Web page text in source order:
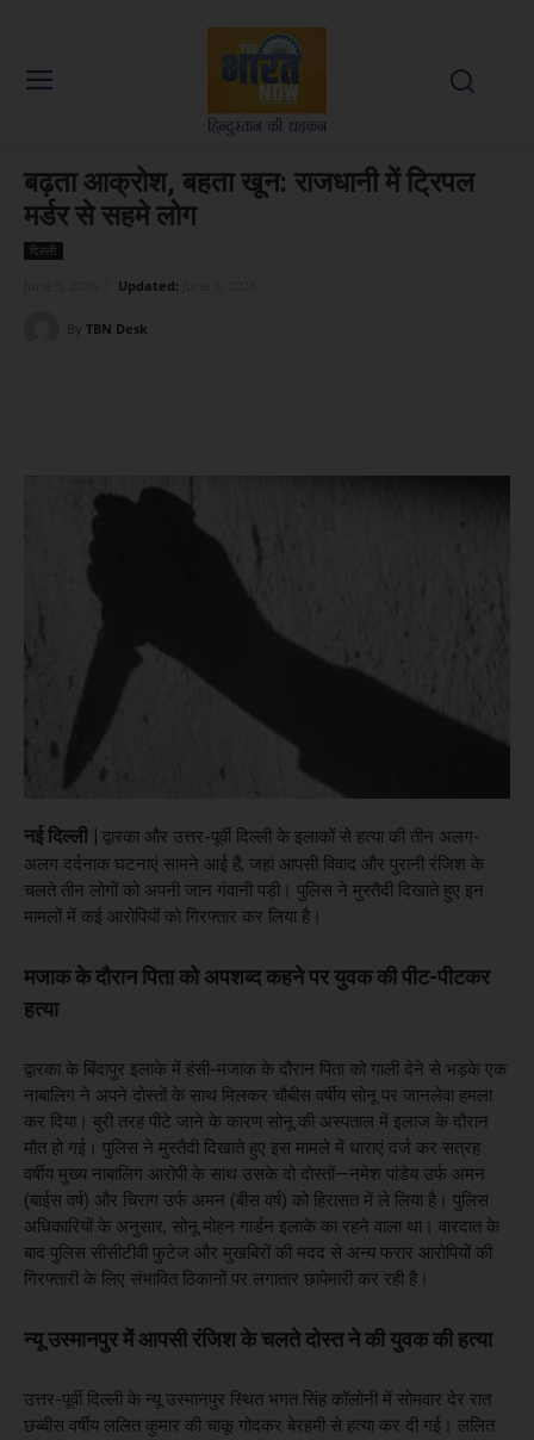
बढ़ता आक्रोश, बहता खून: राजधानी में ट्रिपल
मर्डर से सहमे लोग
दिल्ली
Updated:
By TBN Desk
नई दिल्ली | द्वारका और उत्तर-पूर्वी दिल्ली के इलाकों से हत्या की तीन अलग-
अलग दर्दनाक घटनाएं सामने आई हैं, जहां आपसी विवाद और पुरानी रंजिश के
चलते तीन लोगों को अपनी जान गंवानी पड़ी। पुलिस ने मुस्तैदी दिखाते हुए इन
मामलों में कई आरोपियों को गिरफ्तार कर लिया है।
मजाक के दौरान पिता को अपशब्द कहने पर युवक की पीट-पीटकर
हत्या
द्वारका के बिंदापुर इलाके में हंसी-मजाक के दौरान पिता को गाली देने से भड़के एक
नाबालिग ने अपने दोस्तों के साथ मिलकर चौबीस वर्षीय सोनू पर जानलेवा हमला
कर दिया। बुरी तरह पीटे जाने के कारण सोनू की अस्पताल में इलाज के दौरान
मौत हो गई। पुलिस ने मुस्तैदी दिखाते हुए इस मामले में धाराएं दर्ज कर सत्रह
वर्षीय मुख्य नाबालिग आरोपी के साथ उसके दो दोस्तों—नमेश पांडेय उर्फ अमन
(बाईस वर्ष) और चिराग उर्फ अमन (बीस वर्ष) को हिरासत में ले लिया है। पुलिस
अधिकारियों के अनुसार, सोनू मोहन गार्डन इलाके का रहने वाला था। वारदात के
बाद पुलिस सीसीटीवी फुटेज और मुखबिरों की मदद से अन्य फरार आरोपियों की
गिरफ्तारी के लिए संभावित ठिकानों पर लगातार छापेमारी कर रही है।
न्यू उस्मानपुर में आपसी रंजिश के चलते दोस्त ने की युवक की हत्या
उत्तर-पूर्वी दिल्ली के न्यू उस्मानपुर स्थित भगत सिंह कॉलोनी में सोमवार देर रात
छब्बीस वर्षीय ललित कुमार की चाकू गोदकर बेरहमी से हत्या कर दी गई। ललित